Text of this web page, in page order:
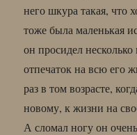
него шкура такая,
тоже была маленькая
он просидел
отпечаток на всю его
раз в том возрасте,
новому, к жизни на
А сломал ногу он